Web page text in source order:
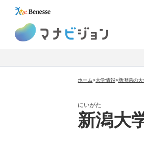
ホーム>大学情報>新潟県の大
にいがた
新潟大